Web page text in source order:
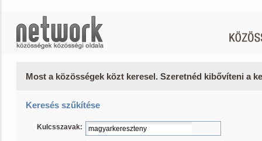
Most a közösségek közt keresel. Szeretnéd kibővíteni a
Keresés szűkítése
Kulcsszavak: